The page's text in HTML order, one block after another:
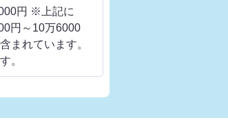
円 ※上記に
円～10万6000
まれています。
。